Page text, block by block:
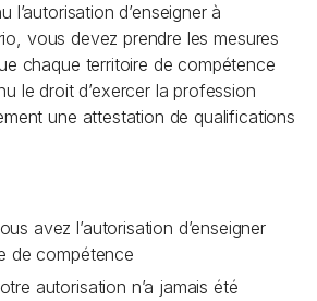
l’autorisation d’enseigner à
vous devez prendre les mesures
chaque territoire de compétence
le droit d’exercer la profession
une attestation de qualifications
avez l’autorisation d’enseigner
de compétence
autorisation n’a jamais été